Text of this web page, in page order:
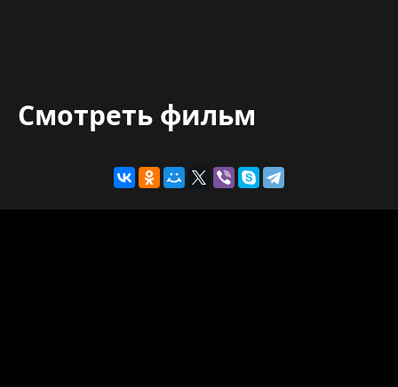
Смотреть фильм